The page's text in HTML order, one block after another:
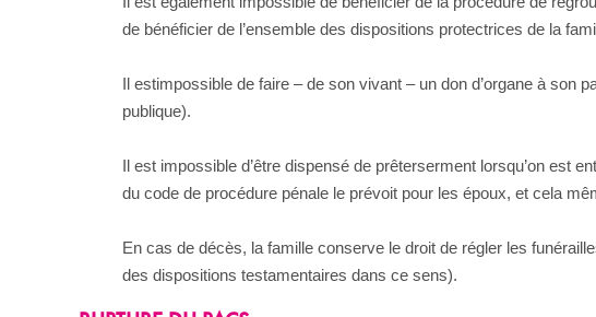
de bénéficier de l’ensemble des dispositions protectrices de la
Il estimpossible de faire – de son vivant – un don d’organe à son
publique).
Il est impossible d’être dispensé de prêterserment lorsqu’on est
du code de procédure pénale le prévoit pour les époux, et cela
En cas de décès, la famille conserve le droit de régler les
des dispositions testamentaires dans ce sens).